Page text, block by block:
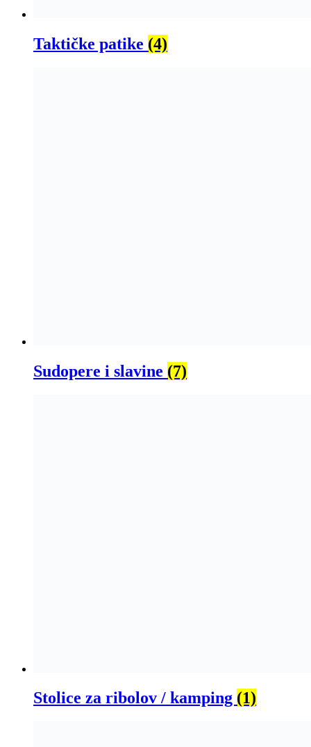
Taktičke patike (4)
Sudopere i slavine (7)
Stolice za ribolov / kamping (1)